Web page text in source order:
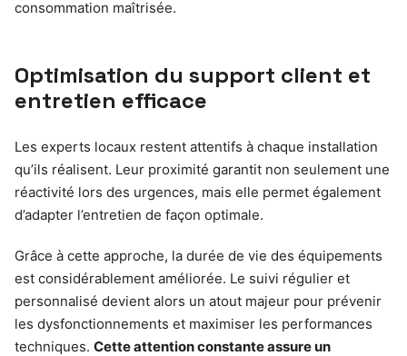
consommation maîtrisée.
Optimisation du support client et
entretien efficace
Les experts locaux restent attentifs à chaque installation
qu’ils réalisent. Leur proximité garantit non seulement une
réactivité lors des urgences, mais elle permet également
d’adapter l’entretien de façon optimale.
Grâce à cette approche, la durée de vie des équipements
est considérablement améliorée. Le suivi régulier et
personnalisé devient alors un atout majeur pour prévenir
les dysfonctionnements et maximiser les performances
techniques. Cette attention constante assure un